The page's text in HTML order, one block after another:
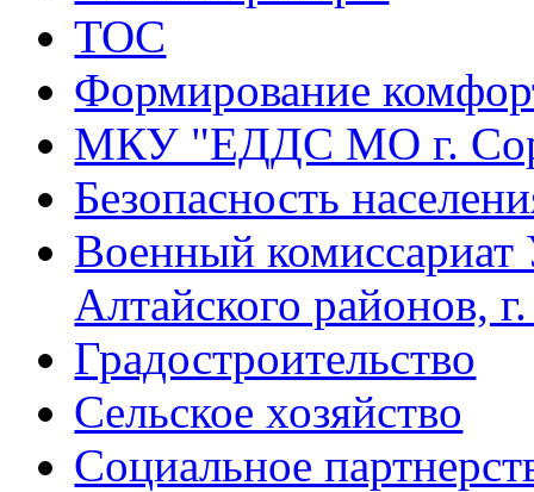
ТОС
Формирование
МКУ "ЕДДС МО г.
Безопасность
Военный комиссариат
Алтайского районов,
Градостроительство
Сельское хозяйство
Социальное